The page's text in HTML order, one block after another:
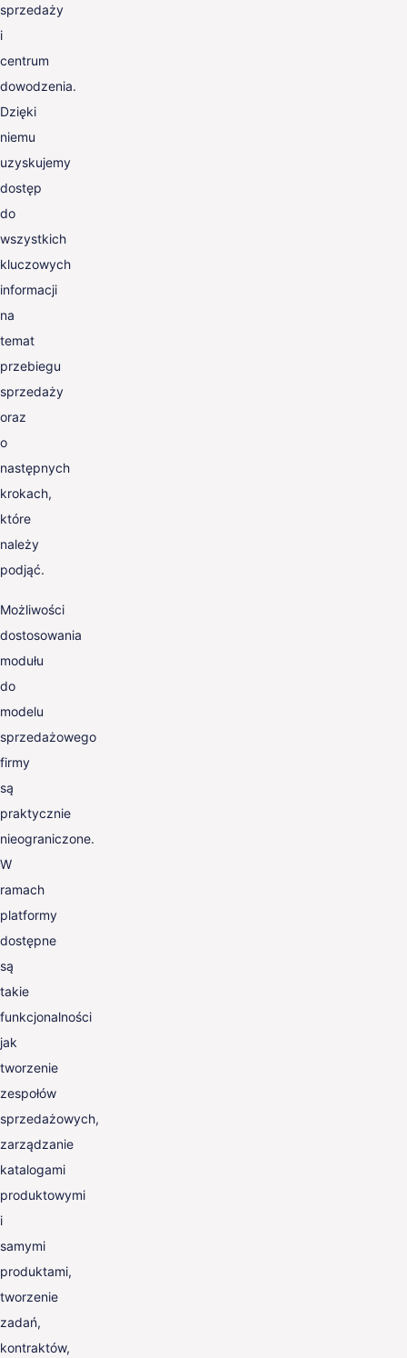
sprzedaży
i
centrum
dowodzenia.
Dzięki
niemu
uzyskujemy
dostęp
do
wszystkich
kluczowych
informacji
na
temat
przebiegu
sprzedaży
oraz
o
następnych
krokach,
które
należy
podjąć.
Możliwości
dostosowania
modułu
do
modelu
sprzedażowego
firmy
są
praktycznie
nieograniczone.
W
ramach
platformy
dostępne
są
takie
funkcjonalności
jak
tworzenie
zespołów
sprzedażowych,
zarządzanie
katalogami
produktowymi
i
samymi
produktami,
tworzenie
zadań,
kontraktów,